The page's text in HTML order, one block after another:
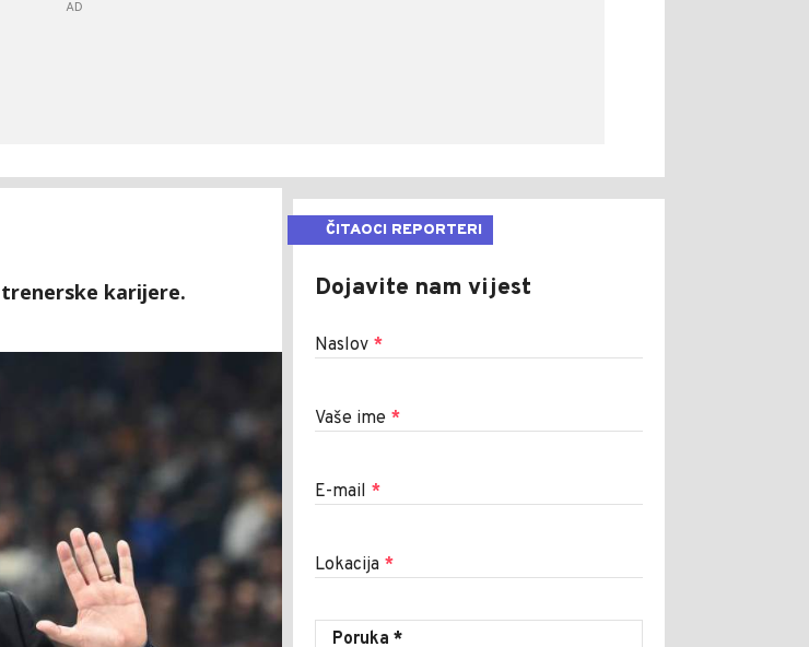
karijere.
ČITAOCI REPORTERI
Dojavite nam vijest
Naslov *
Vaše ime *
E-mail *
Lokacija *